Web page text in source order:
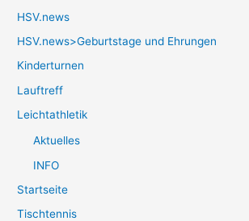
HSV.news
HSV.news>Geburtstage und Ehrungen
Kinderturnen
Lauftreff
Leichtathletik
Aktuelles
INFO
Startseite
Tischtennis